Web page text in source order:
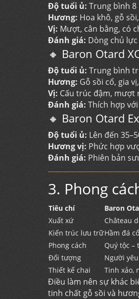
Độ tuổi ủ: Trung bình 8
Hương: Hoa khô, gỗ
Vị: Mượt, cân bằng, có
Đánh giá: Dòng chủ
🔸 Baron Otard
Độ tuổi ủ: Trung bình
Hương: Gỗ sồi cổ, gia
Vị: Cấu trúc đậm, mượt
Đánh giá: Thích hợp
🔸 Baron Otard
Độ tuổi ủ: Lên đến
Hương vị: Phức hợp
Đánh giá: Phiên bản
3. Phong
Tiêu chí Baron
Xuất xứ
Château
Kiến trúc lưu trữHầm đá
Phong cách
Quý tộc –
Đối tượng
Người
Thiết kế chai
Tinh xảo,
Điều làm nên sự khác
tinh chất gỗ sồi và